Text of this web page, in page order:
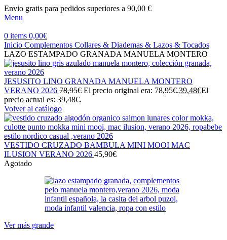
Envio gratis para pedidos superiores a 90,00 €
Menu
0 items 0,00€
Inicio Complementos Collares & Diademas & Lazos & Tocados
LAZO ESTAMPADO GRANADA MANUELA MONTERO
JESUSITO LINO GRANADA MANUELA MONTERO
VERANO 2026 78,95€ El precio original era: 78,95€.39,48€El
precio actual es: 39,48€.
Volver al catálogo
VESTIDO CRUZADO BAMBULA MINI MOOI MAC
ILUSION VERANO 2026 45,90€
Agotado
Ver más grande